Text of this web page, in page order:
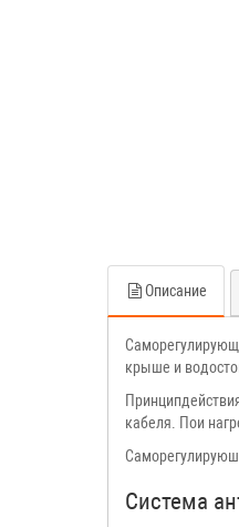
Описание
крыше и
кабеля. Пои
Система